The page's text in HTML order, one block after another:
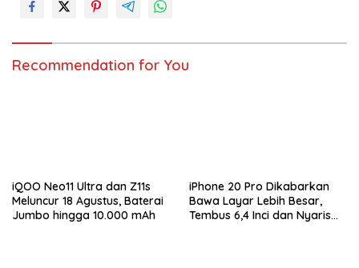
Recommendation for You
iQOO Neo11 Ultra dan Z11s
Meluncur 18 Agustus, Baterai
Jumbo hingga 10.000 mAh
iPhone 20 Pro Dikabarkan
Bawa Layar Lebih Besar,
Tembus 6,4 Inci dan Nyaris